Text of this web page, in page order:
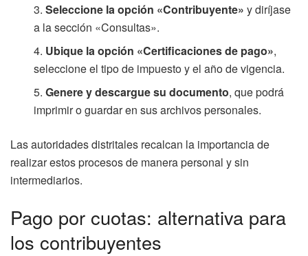
Seleccione la opción «Contribuyente» y diríjase
a la sección «Consultas».
Ubique la opción «Certificaciones de pago»,
seleccione el tipo de impuesto y el año de vigencia.
Genere y descargue su documento, que podrá
imprimir o guardar en sus archivos personales.
Las autoridades distritales recalcan la importancia de
realizar estos procesos de manera personal y sin
intermediarios.
Pago por cuotas: alternativa para
los contribuyentes